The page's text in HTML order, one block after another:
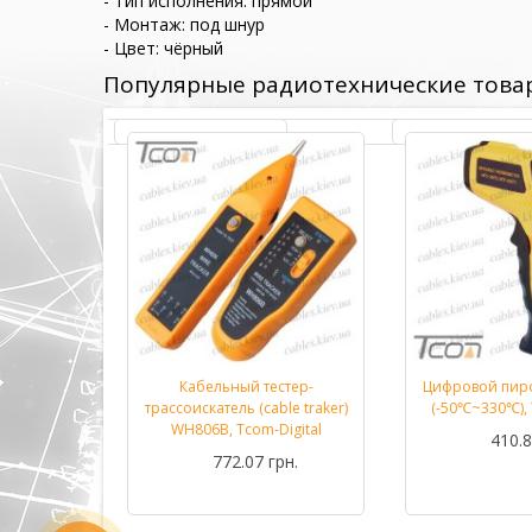
- Монтаж: под шнур
- Цвет: чёрный
Популярные радиотехнические
DT33B
Digital
Подробнее...
Кабельный тестер-
трассоискатель (cable traker)
WH806B, Tcom-Digital
772.07 грн.
Подробнее...
Цифровой
(-50℃~330℃),